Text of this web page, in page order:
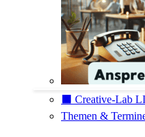
⬛️ Creative-Lab
Themen &